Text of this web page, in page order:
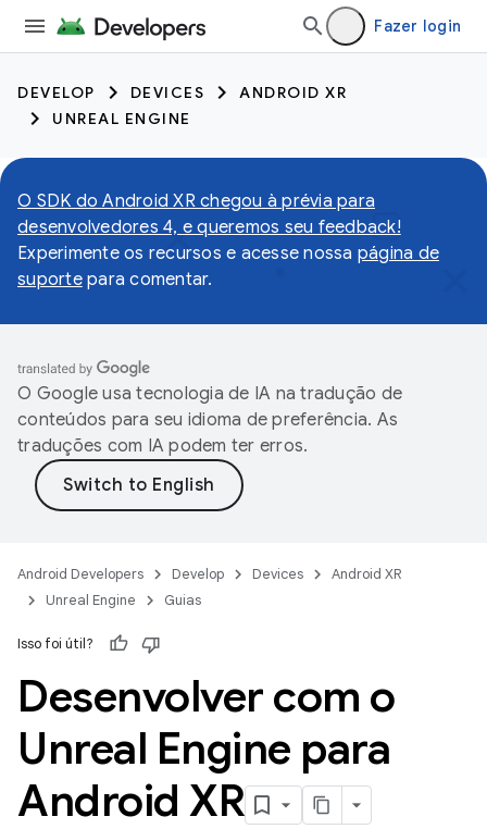
Fazer login
DEVELOP DEVICES
ANDROID XR
UNREAL ENGINE
O SDK do Android XR chegou à prévia para
desenvolvedores 4, e queremos seu feedback!
Experimente os recursos e acesse nossa página de
suportepara comentar.
O Google usa tecnologia de IA na tradução de
conteúdos para seu idioma de preferência. As
traduções com IA podem ter erros.
Android Developers Develop Devices
Android XR
Unreal Engine
Guias
Isso foi útil?
Desenvolver com o
Unreal Engine para
Android XR